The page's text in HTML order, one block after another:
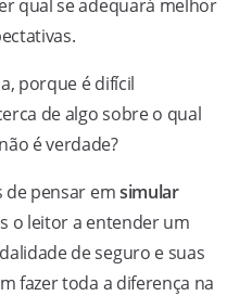
qual se adequará melhor
porque é difícil
de algo sobre o qual
é verdade?
de pensar emsimular
o leitor a entender um
de seguro e suas
fazer toda a diferença na